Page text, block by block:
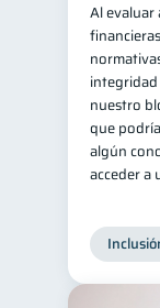
Al evaluar
integridad
nuestro
que
algún
acceder a